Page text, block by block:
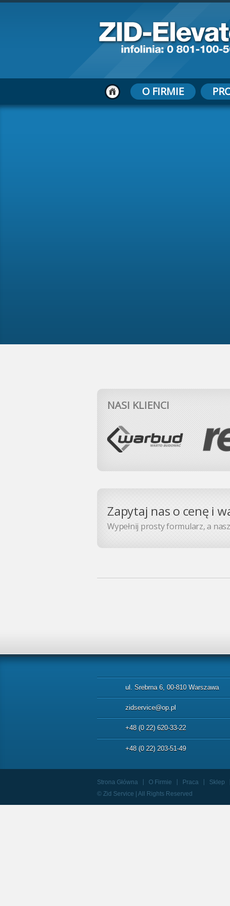
O FIRMIE
NASI KLIENCI
Zapytaj nas o cenę i
Wypełnij prosty formularz, a
ul. Srebrna 6, 00-810 Warszawa
zidservice@op.pl
+48 (0 22) 620-33-22
+48 (0 22) 203-51-49
Strona Główna O Firmie Praca Sklep
© Zid Service | All Rights Reserved